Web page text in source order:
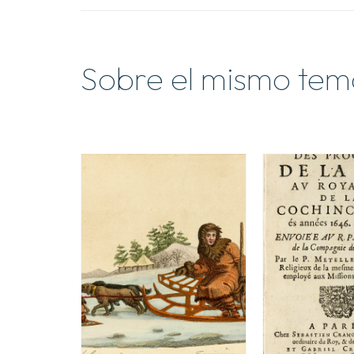
Sobre el mismo